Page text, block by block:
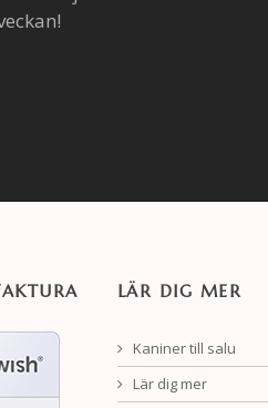
LÄR DIG MER
Kaniner till salu
Lär dig mer